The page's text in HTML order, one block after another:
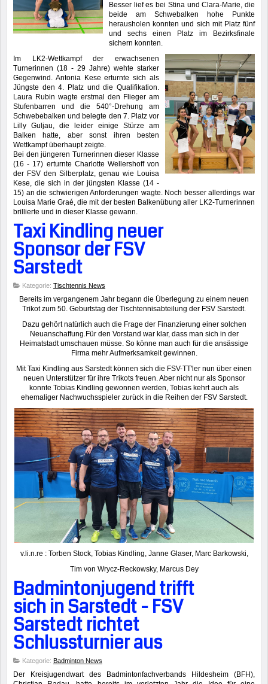
Besser lief es bei Stina und Clara-Marie, die
beide am Schwebalken hohe Punkte
herausholen konnten und sich mit Platz fünf
und sechs einen Platz im Bezirksfinale
sichern konnten.
Im LK2-Wettkampf der erwachsenen
Turnerinnen (18 - 29 Jahre) wehte starker
Gegenwind. Antonia Kese erturnte sich als
Jüngste den 4. Platz und die Qualifikation.
Laura Rubin wagte erstmal den Flieger am
Stufenbarren und die 540°-Drehung am
Schwebebalken und belegte den 7. Platz vor
Lilly Guljau, die leider einige Stürze am
Balken hatte, aber sonst ihren besten
Wettkampf überhaupt zeigte.
Bei den jüngeren Turnerinnen dieser Klasse
(16 - 17) erturnte Charlotte Wellershoff von
der FSV den Silberplatz, genau wie Louisa
Kese, die sich in der jüngsten Klasse (14 -
15) an die schwierigen Anforderungen wagte. Noch besser allerdings war
Louisa Marie Graé, die mit der besten Balkenübung aller LK2-Turnerinnen
brillierte und in dieser Klasse gewann.
Taxi Kindling neuer
Sponsor der FSV
Sarstedt
Kategorie: Tischtennis News
Bereits im vergangenem Jahr begann die Überlegung zu einem neuen
Trikot zum 50. Geburtstag der Tischtennisabteilung der FSV Sarstedt.
Dazu gehört natürlich auch die Frage der Finanzierung einer solchen
Neuanschaffung.Für den Vorstand war klar, dass man sich in der
Heimatstadt umschauen müsse. So könne man auch für die ansässige
Firma mehr Aufmerksamkeit gewinnen.
Mit Taxi Kindling aus Sarstedt können sich die FSV-TT'ler nun über einen
neuen Unterstützer für ihre Trikots freuen. Aber nicht nur als Sponsor
konnte Tobias Kindling gewonnen werden, Tobias kehrt auch als
ehemaliger Nachwuchsspieler zurück in die Reihen der FSV Sarstedt.
v.li.n.re : Torben Stock, Tobias Kindling, Janne Glaser, Marc Barkowski,
Tim von Wrycz-Reckowsky, Marcus Dey
Badmintonjugend trifft
sich in Sarstedt - FSV
Sarstedt richtet
Schlussturnier aus
Kategorie: Badminton News
Der Kreisjugendwart des Badmintonfachverbands Hildesheim (BFH),